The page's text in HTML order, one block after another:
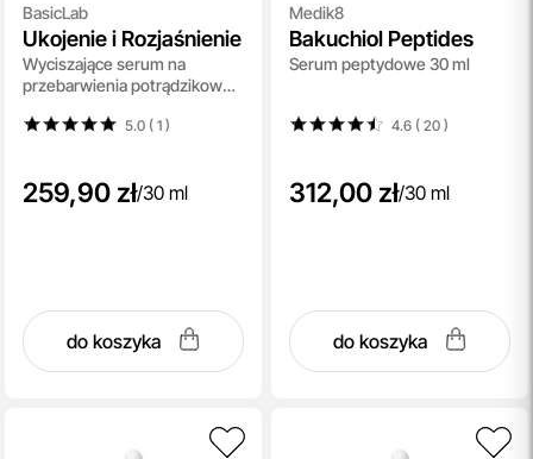
BasicLab
Ukojenie i Rozjaśnienie
Wyciszające serum na
przebarwienia potrądzikowe,
2% CICA, peptyd wyciszający
5.0 ( 1)
259,90 zł/30 ml
do koszyka
Medik8
Bakuchiol Peptides
Serum peptydowe 30 ml
4.6 ( 20)
312,00 zł/30 ml
do koszyka